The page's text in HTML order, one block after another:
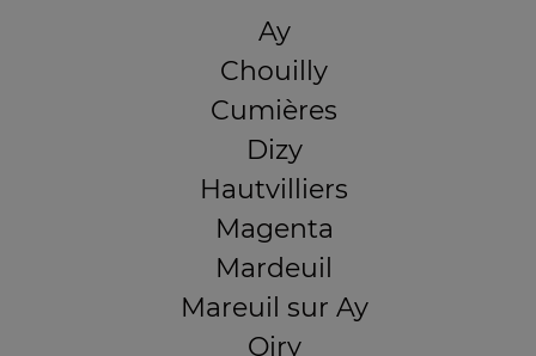
Ay
Chouilly
Cumières
Dizy
Hautvilliers
Magenta
Mardeuil
Mareuil sur Ay
Oiry